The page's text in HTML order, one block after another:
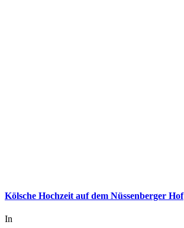
Kölsche Hochzeit auf dem Nüssenberger Hof
In